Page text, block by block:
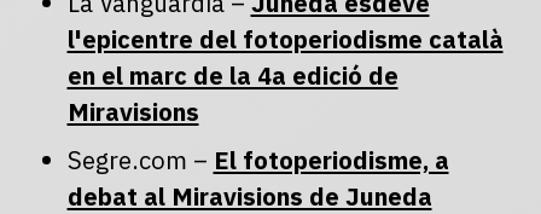
l'epicentre del fotoperiodisme català
en el marc de la 4a edició de
Miravisions
Segre.com – El fotoperiodisme, a
debat al Miravisions de Juneda